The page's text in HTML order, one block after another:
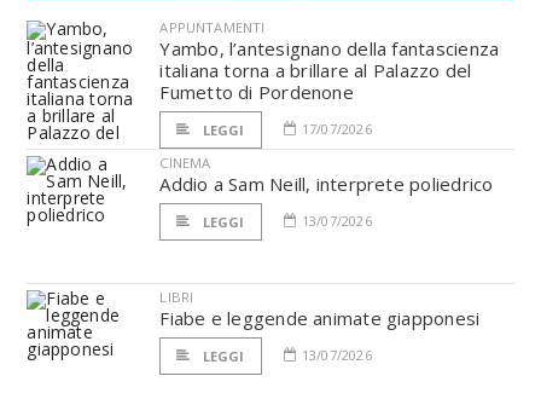
APPUNTAMENTI
Yambo, l’antesignano della fantascienza
italiana torna a brillare al Palazzo del
Fumetto di Pordenone
LEGGI
17/07/2026
CINEMA
Addio a Sam Neill, interprete poliedrico
LEGGI 13/07/2026
LIBRI
Fiabe e leggende animate giapponesi
LEGGI 13/07/2026